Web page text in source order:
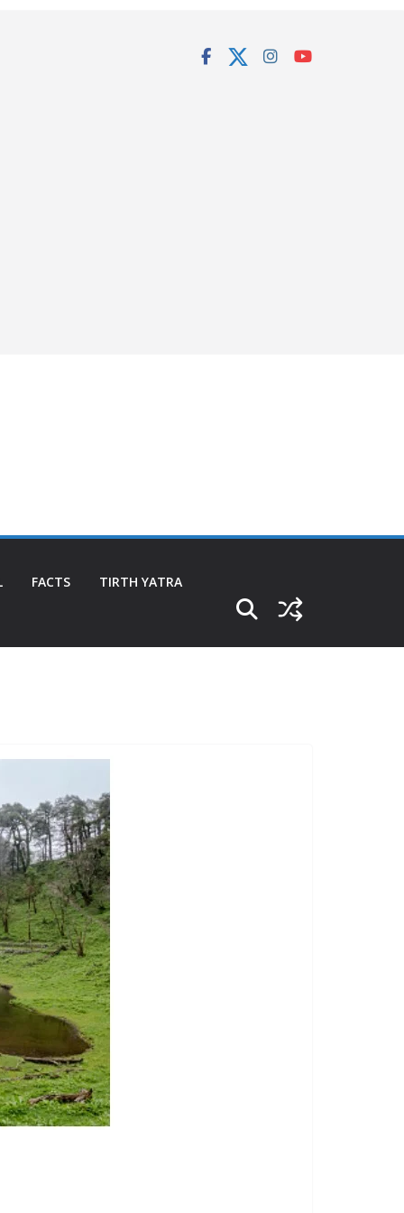
FACTS TIRTH YATRA